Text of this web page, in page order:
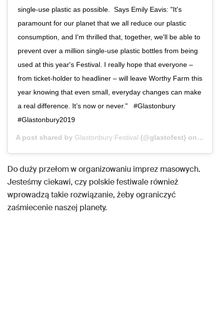
single-use plastic as possible.⁣ ⁣ Says Emily Eavis: "It's
paramount for our planet that we all reduce our plastic
consumption, and I'm thrilled that, together, we'll be able to
prevent over a million single-use plastic bottles from being
used at this year's Festival. I really hope that everyone –
from ticket-holder to headliner – will leave Worthy Farm this
year knowing that even small, everyday changes can make
a real difference. It’s now or never." ⁣ ⁣ #Glastonbury
#Glastonbury2019
A post shared by Glastonbury Festival (@glastofest) on Feb
Do duży przełom w organizowaniu imprez masowych.
Jesteśmy ciekawi, czy polskie festiwale również
wprowadzą takie rozwiązanie, żeby ograniczyć
zaśmiecenie naszej planety.